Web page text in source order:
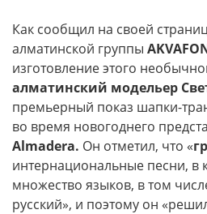
Как сообщил на своей
алматинской группы
изготовление этого
алматинский модельер
премьерный показ шапки-
во время новогоднего
Almadera. Он отметил, что «
интернациональные песни, в
множество языков, в том
русский», и поэтому он